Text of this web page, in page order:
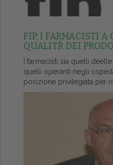
FIP, I FARMACISTI
QUALITŔ DEI
I farmacisti sia quelli
quelli operanti negli
posizione privilegiata per